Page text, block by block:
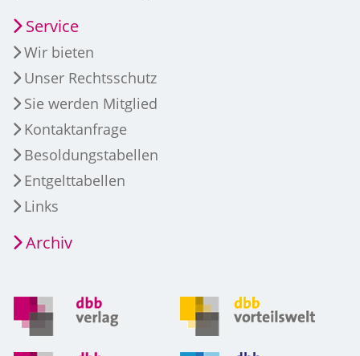
Service
Wir bieten
Unser Rechtsschutz
Sie werden Mitglied
Kontaktanfrage
Besoldungstabellen
Entgelttabellen
Links
Archiv